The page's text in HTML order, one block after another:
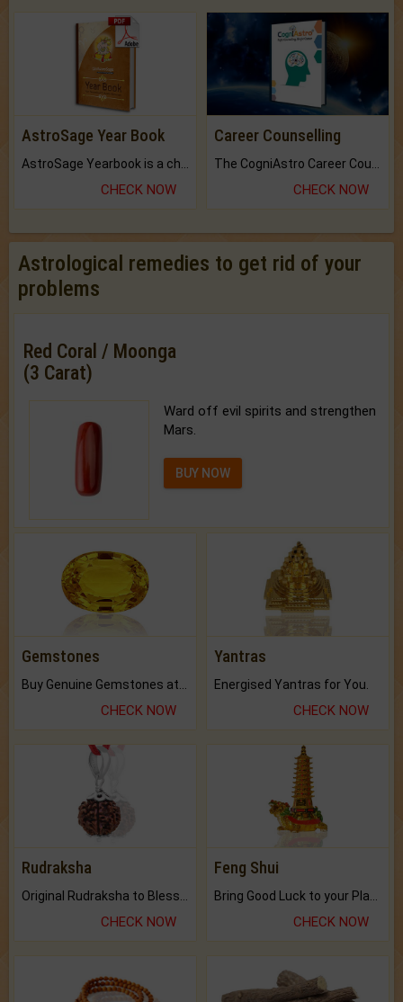
AstroSage Year Book
CHECK NOW
Career Counselling
CHECK NOW
Astrological remedies to get rid of your
problems
Red Coral / Moonga
(3 Carat)
Ward off evil spirits and strengthen
Mars.
BUY NOW
Gemstones
CHECK NOW
Yantras
Energised Yantras for You.
CHECK NOW
Rudraksha
CHECK NOW
Feng Shui
CHECK NOW